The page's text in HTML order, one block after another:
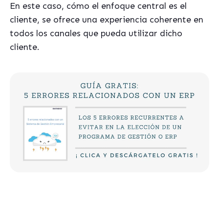
En este caso, cómo el enfoque central es el
cliente, se ofrece una experiencia coherente en
todos los canales que pueda utilizar dicho
cliente.